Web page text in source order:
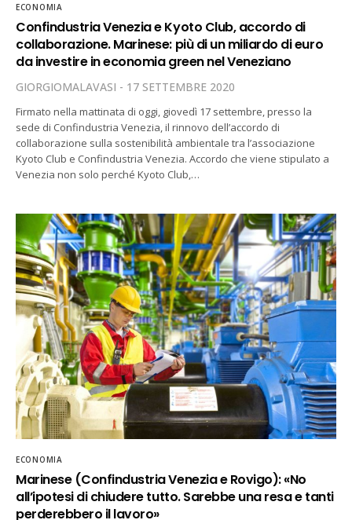
ECONOMIA
Confindustria Venezia e Kyoto Club, accordo di
collaborazione. Marinese: più di un miliardo di euro
da investire in economia green nel Veneziano
GIORGIOMALAVASI 17 SETTEMBRE 2020
Firmato nella mattinata di oggi, giovedì 17 settembre, presso la
sede di Confindustria Venezia, il rinnovo dell’accordo di
collaborazione sulla sostenibilità ambientale tra l’associazione
Kyoto Club e Confindustria Venezia. Accordo che viene stipulato a
Venezia non solo perché Kyoto Club,…
ECONOMIA
Marinese (Confindustria Venezia e Rovigo): «No
all’ipotesi di chiudere tutto. Sarebbe una resa e tanti
perderebbero il lavoro»